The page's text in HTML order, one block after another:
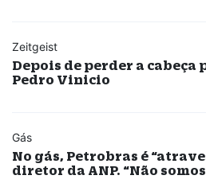
Zeitgeist
Depois de perder a
Pedro Vinicio
Gás
No gás, Petrobras é
diretor da ANP. “Não